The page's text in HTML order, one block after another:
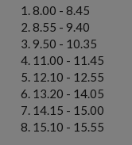
8.00 - 8.45
8.55 - 9.40
9.50 - 10.35
11.00 - 11.45
12.10 - 12.55
13.20 - 14.05
14.15 - 15.00
15.10 - 15.55